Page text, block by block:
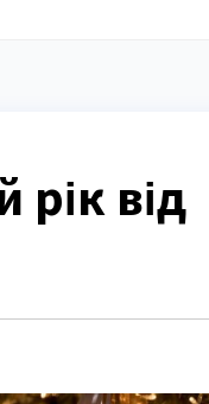
від